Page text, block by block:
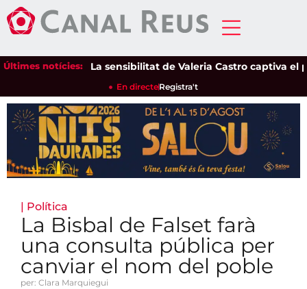
Últimes notícies:La sensibilitat de Valeria Castro captiva el
En directeRegistra't
| Política
La Bisbal de Falset farà
una consulta pública per
canviar el nom del poble
per: Clara Marquiegui